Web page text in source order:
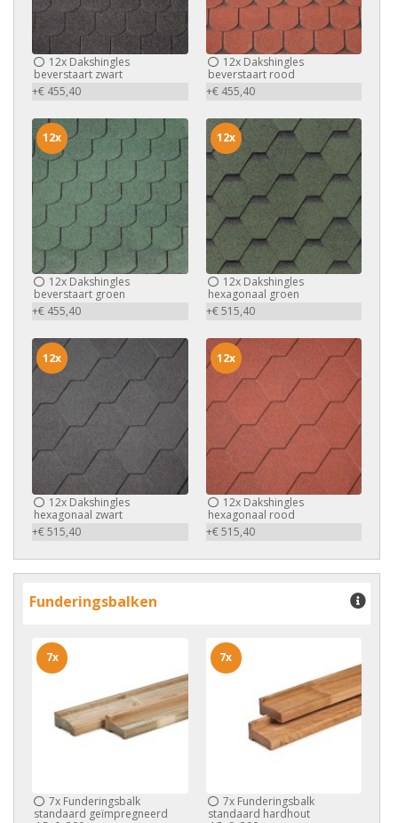
12x Dakshingles
beverstaart zwart
+€ 455,40
12xDakshingles
beverstaart rood
+€ 455,40
12x Dakshingles
beverstaart groen
+€ 455,40
12x
12xDakshingles
hexagonaal groen
+€ 515,40
12x
12x Dakshingles
hexagonaal zwart
+€ 515,40
12x
12xDakshingles
hexagonaal rood
+€ 515,40
12x
Funderingsbalken
7x Funderingsbalk
standaard geïmpregneerd
7x
7xFunderingsbalk
standaard hardhout
7x